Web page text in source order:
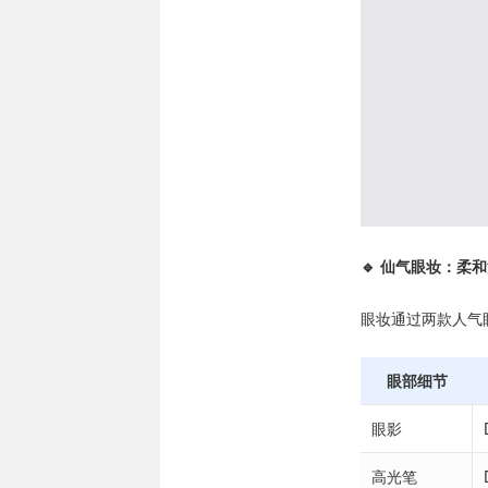
🔹 仙气眼妆：柔
眼妆通过两款人
眼部细节
眼影
高光笔